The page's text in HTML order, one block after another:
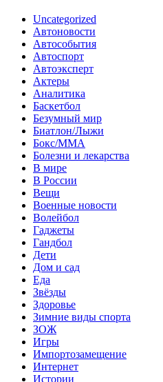
Uncategorized
Автоновости
Автособытия
Автоспорт
Автоэксперт
Актеры
Аналитика
Баскетбол
Безумный мир
Биатлон/Лыжи
Бокс/MMA
Болезни и лекарства
В мире
В России
Вещи
Военные новости
Волейбол
Гаджеты
Гандбол
Дети
Дом и сад
Еда
Звёзды
Здоровье
Зимние виды спорта
ЗОЖ
Игры
Импортозамещение
Интернет
Истории